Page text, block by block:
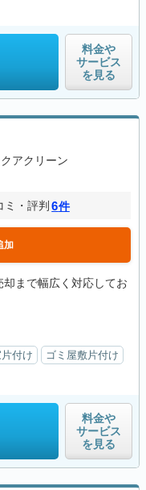
料金や
サービス
を見る
アクリーン
ミ・評判 6件
加
まで幅広く対応してお
付け
ゴミ屋敷片付け
料金や
サービス
を見る